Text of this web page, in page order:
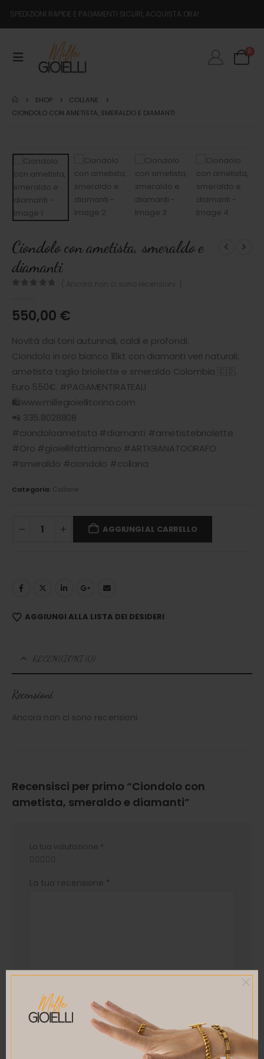
SPEDIZIONI RAPIDE E PAGAMENTI SICURI, ACQUISTA ORA!
0
SHOP
COLLANE
CIONDOLO CON AMETISTA, SMERALDO E DIAMANTI
Ciondolo con ametista, smeraldo e
diamanti
550,00 €
Novità dai toni autunnali, caldi e profondi.
Ciondolo in oro bianco 18kt con diamanti veri naturali,
ametista taglio briolette e smeraldo Colombia 🇨🇴.
Euro 550€. #PAGAMENTIRATEALI
🛍www.millegioiellitorino.com
📲 335.8028808
#ciondoloametista #diamanti #ametistebriolette
#Oro #gioiellifattiamano #ARTIGIANATOORAFO
#smeraldo #ciondolo #collana
Categoria: Collane
AGGIUNGI AL CARRELLO
AGGIUNGI ALLA LISTA DEI DESIDERI
RECENSIONI (0)
Recensioni
Ancora non ci sono recensioni.
Recensisci per primo “Ciondolo con
ametista, smeraldo e diamanti”
La tua valutazione *
La tua recensione *
Nome*